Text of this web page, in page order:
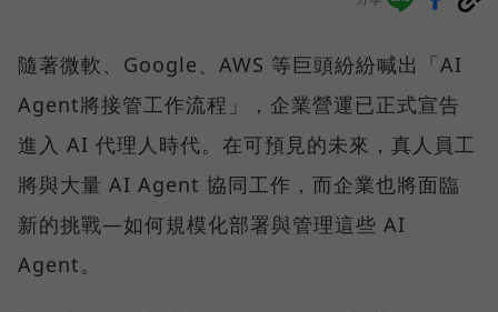
隨著微軟、Google、AWS 等巨頭紛紛喊出「AI
Agent將接管工作流程」，企業營運已正式宣告
進入 AI 代理人時代。在可預見的未來，真人員工
將與大量 AI Agent 協同工作，而企業也將面臨
新的挑戰—如何規模化部署與管理這些 AI
Agent。